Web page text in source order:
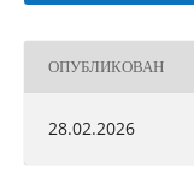
ОПУБЛИКОВАН
28.02.2026